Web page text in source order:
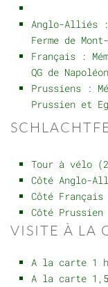
Anglo-Alliés :
Ferme de
Français :
QG de Napoléon
Prussiens :
Prussien et
Tour à vélo
Côté Anglo-
Côté Français
Côté Prussien
VISITE À LA
A la carte 1
A la carte